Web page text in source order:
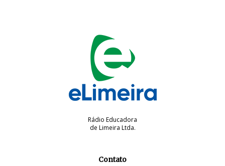
Rádio Educadora
de Limeira Ltda.
Contato